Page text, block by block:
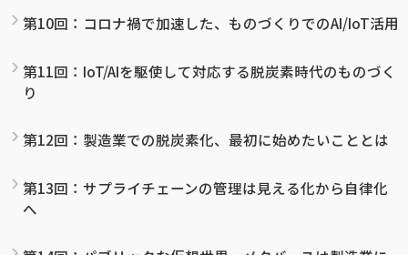
第10回：コロナ禍で加速した、ものづくりでのAI/IoT活用
第11回：IoT/AIを駆使して対応する脱炭素時代のものづく
り
第12回：製造業での脱炭素化、最初に始めたいこととは
第13回：サプライチェーンの管理は見える化から自律化
へ